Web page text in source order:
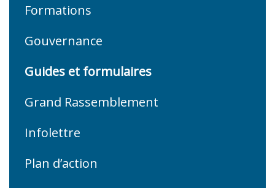
Formations
Gouvernance
Guides et formulaires
Grand Rassemblement
Infolettre
Plan d’action